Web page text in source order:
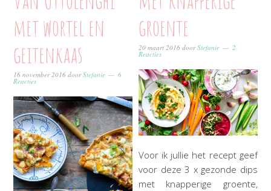
met wortel en
geitenkaas
16 november 2016 doorStefanie 6
Reacties
groente
20 maart 2016 doorStefanie 2
Reacties
Voor ik jullie het recept geef
voor deze 3 x gezonde dips
met knapperige groente,